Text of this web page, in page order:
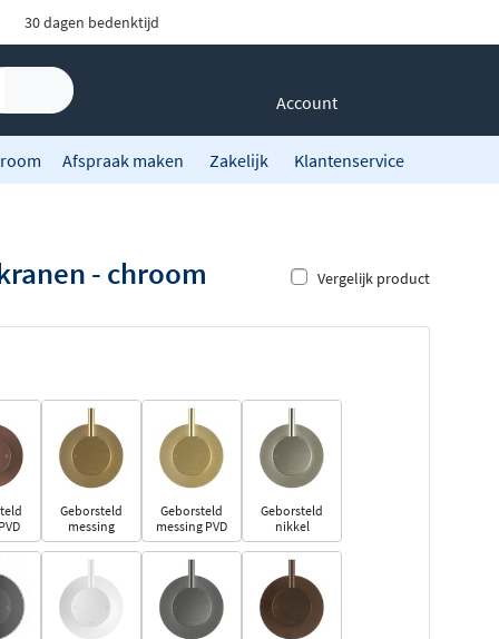
30 dagen bedenktijd
Account
Afspraak maken Zakelijk Klantenservice
- chroom Vergelijk product
Geborsteld
messing
Geborsteld
messing PVD
Geborsteld
nikkel